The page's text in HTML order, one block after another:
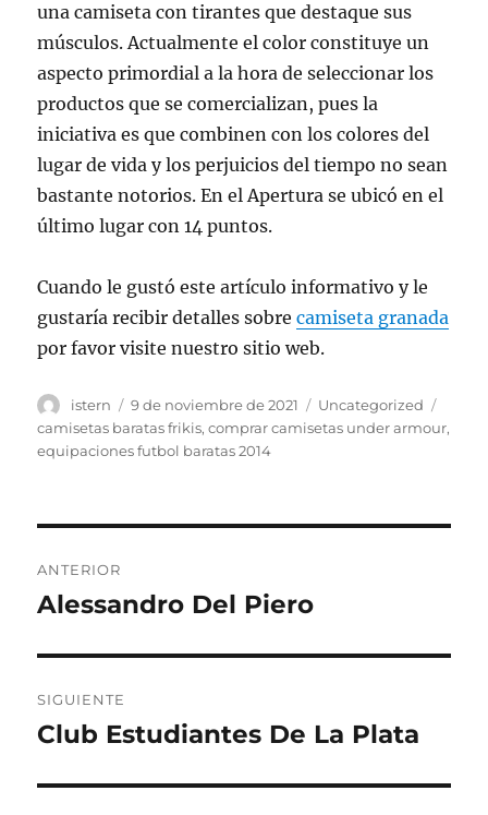
una camiseta con tirantes que destaque sus
músculos. Actualmente el color constituye un
aspecto primordial a la hora de seleccionar los
productos que se comercializan, pues la
iniciativa es que combinen con los colores del
lugar de vida y los perjuicios del tiempo no sean
bastante notorios. En el Apertura se ubicó en el
último lugar con 14 puntos.
Cuando le gustó este artículo informativo y le
gustaría recibir detalles sobrecamiseta granada
por favor visite nuestro sitio web.
Autor
istern
Publicado
el
9 de noviembre de 2021 Categorías
Uncategorized
camisetas baratas frikis,comprar camisetas under armour,
equipaciones futbol baratas 2014
de
ANTERIOR
Entrada
Alessandro Del Piero
SIGUIENTE
Entrada
Club Estudiantes De La Plata